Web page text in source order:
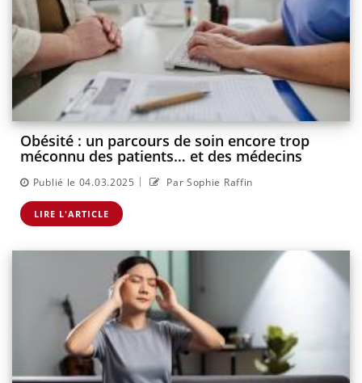
Obésité : un parcours de soin encore trop
méconnu des patients… et des médecins
Publié le 04.03.2025 | Par Sophie Raffin
LIRE L'ARTICLE